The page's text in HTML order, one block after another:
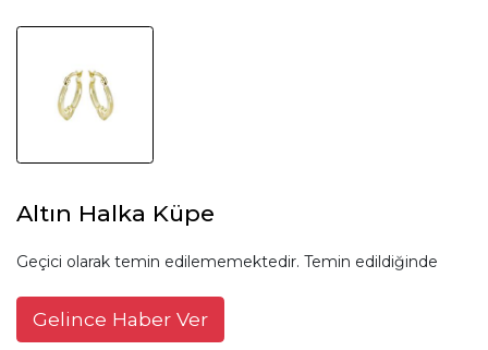
Altın Halka Küpe
Geçici olarak temin edilememektedir. Temin edildiğinde
Gelince Haber Ver